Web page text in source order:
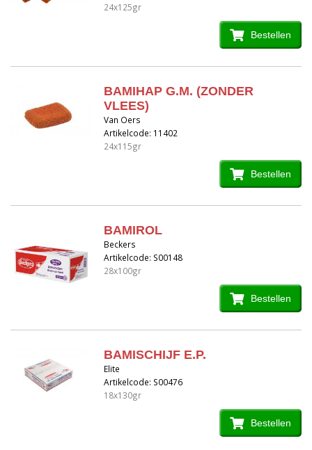
24x125gr
Bestellen
BAMIHAP G.M. (ZONDER
VLEES)
Van Oers
Artikelcode: 11402
24x115gr
Bestellen
BAMIROL
Beckers
Artikelcode: S00148
28x100gr
Bestellen
BAMISCHIJF E.P.
Elite
Artikelcode: S00476
18x130gr
Bestellen